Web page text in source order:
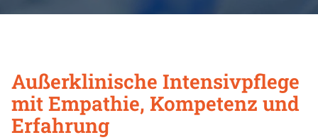
Außerklinische Intensivpflege
mit Empathie, Kompetenz und
Erfahrung